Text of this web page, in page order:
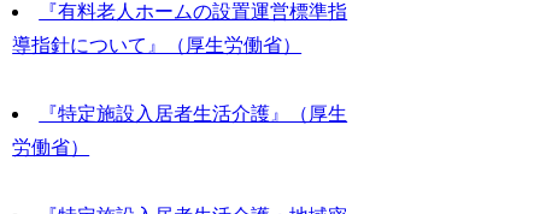
『有料老人ホームの設置運営標準指
導指針について』（厚生労働省）
『特定施設入居者生活介護』（厚生
労働省）